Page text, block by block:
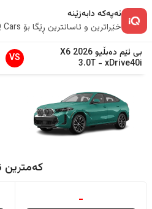
ئەپەکە دابەزێنە
خێراترین و ئاسانترین ڕێگا بۆ iQ Cars
بی ئێم دەبڵیو X6 2026
xDrive40i
-
3.0T
VS
کەمترین
-